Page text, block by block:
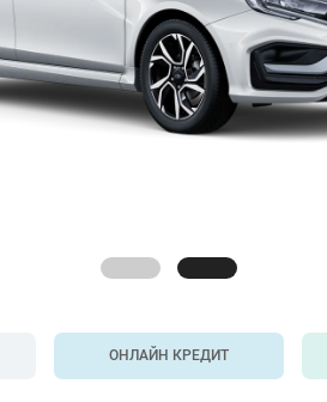
ОНЛАЙН КРЕДИТ